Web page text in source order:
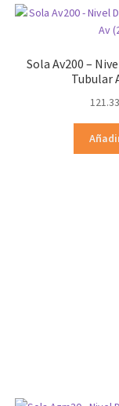
Sola Av200 –
Tubular
121.33